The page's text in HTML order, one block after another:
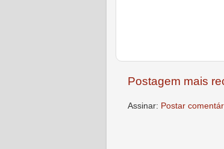
Postagem mais
Assinar: Postar